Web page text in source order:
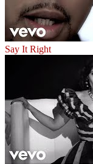
Say It Right